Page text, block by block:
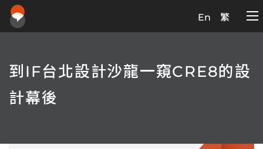
En 繁
到IF台北設計沙龍一窺CRE8的設
計幕後